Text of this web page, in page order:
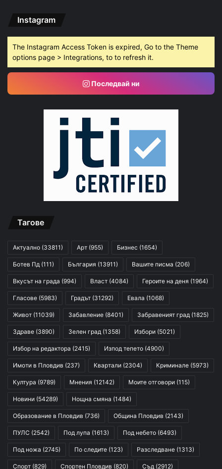
Instagram
The Instagram Access Token is expired, Go to the Theme
options page > Integrations, to to refresh it.
Последвай ни
Тагове
Актуално (33811) Арт (955) Бизнес (1654)
Ботев Пд (111) България (13911) Вашите писма (206)
Вкусът на града (994) Власт (4084) Героите на деня (1964)
Гласове (5983) Градът (31292) Евала (1068)
Живот (11039) Забавление (8401) Забравеният град (1825)
Здраве (3890) Зелен град (1358) Избори (5021)
Избор на редактора (2415) Изпод тепето (4900)
Имоти в Пловдив (237) Квартали (2304) Криминале (5973)
Култура (9789) Мнения (12142) Моите отговори (115)
Новини (54289) Нощна смяна (1484)
Образование в Пловдив (736) Община Пловдив (2143)
ПУЛС (2542) Под лупа (1613) Под небето (6493)
Под ножа (2745) По следите (123) Разследване (1313)
Спорт (829) Спортен Пловдив (820) Съд (2912)